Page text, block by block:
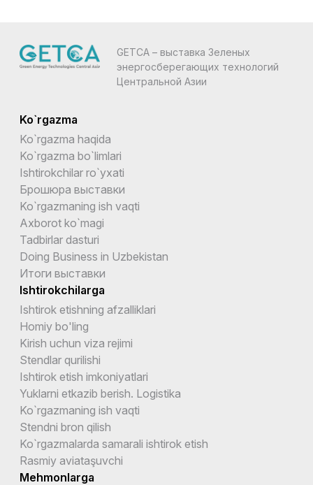
GETCA – выставка Зеленых
энергосберегающих технологий
Центральной Азии
Ko`rgazma
Ko`rgazma haqida
Ko`rgazma bo`limlari
Ishtirokchilar ro`yxati
Брошюра выставки
Ko`rgazmaning ish vaqti
Axborot ko`magi
Tadbirlar dasturi
Doing Business in Uzbekistan
Итоги выставки
Ishtirokchilarga
Ishtirok etishning afzalliklari
Homiy bo'ling
Kirish uchun viza rejimi
Stendlar qurilishi
Ishtirok etish imkoniyatlari
Yuklarni etkazib berish. Logistika
Ko`rgazmaning ish vaqti
Stendni bron qilish
Ko`rgazmalarda samarali ishtirok etish
Rasmiy aviataşuvchi
Mehmonlarga